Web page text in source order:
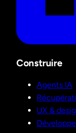
Construire
Agents IA
UX &